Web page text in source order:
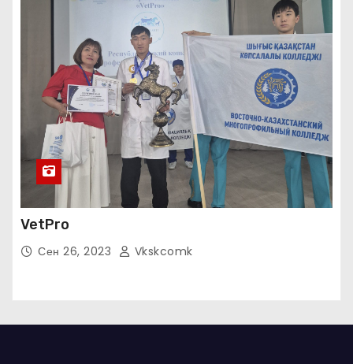
VetPro
Сен 26, 2023 Vkskcomk